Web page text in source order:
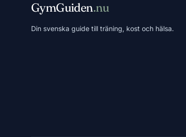
GymGuiden.nu
Din svenska guide till träning, kost och hälsa.